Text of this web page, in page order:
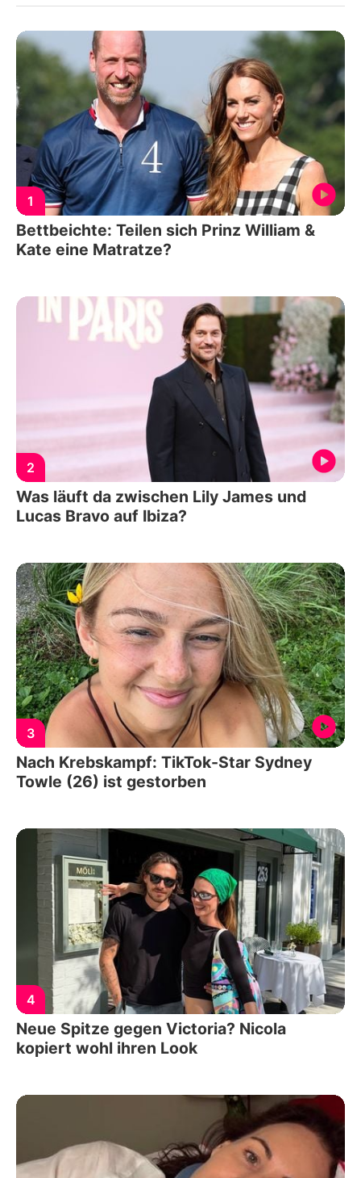
1
Bettbeichte: Teilen sich Prinz William &
Kate eine Matratze?
2
Was läuft da zwischen Lily James und
Lucas Bravo auf Ibiza?
3
Nach Krebskampf: TikTok-Star Sydney
Towle (26) ist gestorben
4
Neue Spitze gegen Victoria? Nicola
kopiert wohl ihren Look